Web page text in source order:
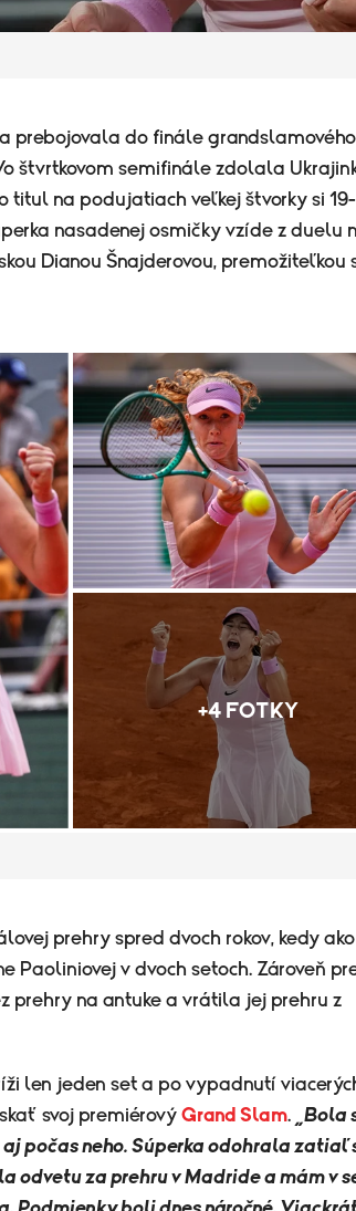
prebojovala do finále grandslamového
štvrtkovom semifinále zdolala
titul na podujatiach veľkej štvorky si
nasadenej osmičky vzíde z duelu
Dianou Šnajderovou, premožiteľkou
+4 FOTKY
prehry spred dvoch rokov, kedy ako
Paoliniovej v dvoch setoch. Zároveň
prehry na antuke a vrátila jej prehru z
len jeden set a po vypadnutí
svoj premiérový Grand Slam.
„Bola
počas neho. Súperka odohrala zatiaľ
odvetu za prehru v Madride a mám v